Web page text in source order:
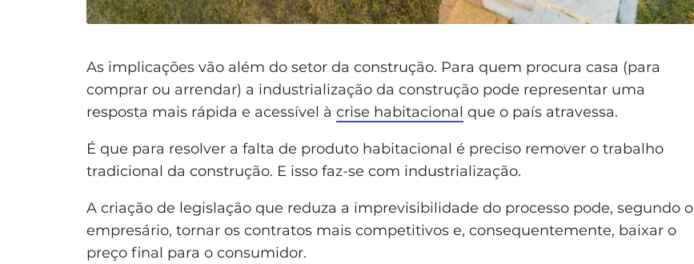
As implicações vão além do setor da construção. Para quem procura casa (para
comprar ou arrendar) a industrialização da construção pode representar uma
resposta mais rápida e acessível à crise habitacional que o país atravessa.
É que para resolver a falta de produto habitacional é preciso remover o trabalho
tradicional da construção. E isso faz-se com industrialização.
A criação de legislação que reduza a imprevisibilidade do processo pode, segundo o
empresário, tornar os contratos mais competitivos e, consequentemente, baixar o
preço final para o consumidor.